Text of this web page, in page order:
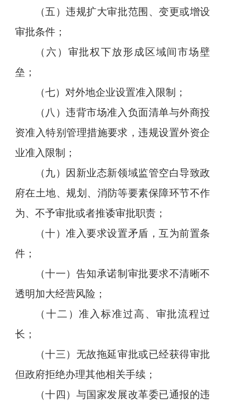
（五）违规扩大审批范围、变更或增设
审批条件；
（六）审批权下放形成区域间市场壁
垒；
（七）对外地企业设置准入限制；
（八）违背市场准入负面清单与外商投
资准入特别管理措施要求，违规设置外资企
业准入限制
；
（ 九）因新业态新领域监管空白导致政
府在土地、规划、消防等要素保障环节不作
为、不予审批或者推诿审批职责；
（十）准入要求设置矛盾，互为前置条
件；
（十一）告知承诺制审批要求不清晰不
透明加大经营风险；
（十二 ）准入标准过高 、审批流程过
长；
（十三 ） 无故拖延审批或已经获得审批
但政府拒绝办理其他相关手续；
（十 四 ）与国家发展改革委已通报的违